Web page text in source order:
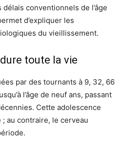
conventionnels de l’âge
d’expliquer les
du vieillissement.
toute la vie
par des tournants à 9, 32, 66
l’âge de neuf ans, passant
Cette adolescence
au contraire, le cerveau